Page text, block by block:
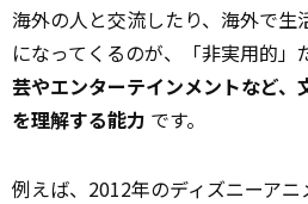
海外の人と交流したり、海外で生
になってくるのが、「非実用的」
芸やエンターテインメントなど、
を理解する能力 です。
例えば、2012年のディズニーアニ